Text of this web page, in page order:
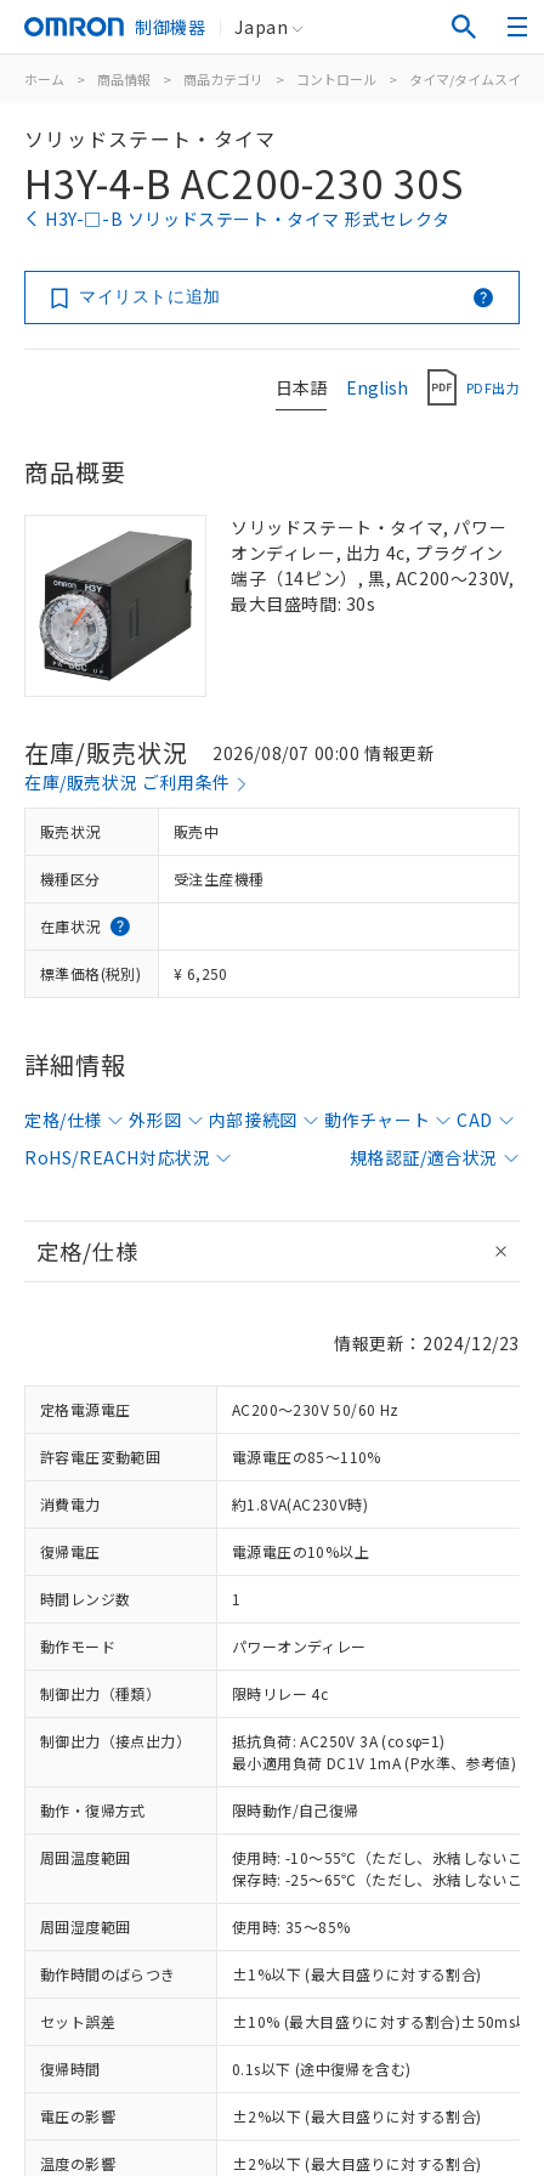
制御機器 Japan
ホーム > 商品情報 > 商品カテゴリ > コントロール > タイマ/タイムスイッ
ソリッドステート・タイマ
H3Y-4-B AC200-230 30S
H3Y-□-B ソリッドステート・タイマ 形式セレクタ
マイリストに追加
日本語 English PDF出力
商品概要
ソリッドステート・タイマ, パワー
オンディレー, 出力 4c, プラグイン
端子（14ピン）, 黒, AC200～230V,
最大目盛時間: 30s
在庫/販売状況
2026/08/07 00:00 情報更新
在庫/販売状況 ご利用条件
販売状況 販売中
機種区分 受注生産機種
在庫状況
標準価格(税別) ¥ 6,250
詳細情報
定格/仕様 外形図 内部接続図 動作チャート
CAD
RoHS/REACH対応状況
規格認証/適合状況
定格/仕様
情報更新：2024/12/23
定格電源電圧 AC200～230V 50/60 Hz
許容電圧変動範囲 電源電圧の85～110%
消費電力 約1.8VA(AC230V時)
復帰電圧 電源電圧の10%以上
時間レンジ数 1
動作モード パワーオンディレー
制御出力（種類） 限時リレー 4c
制御出力（接点出力）
抵抗負荷: AC250V 3A (cosφ=1)
最小適用負荷 DC1V 1mA (P水準、参考値)
動作・復帰方式 限時動作/自己復帰
周囲温度範囲
使用時: -10～55℃（ただし、氷結しないこと
保存時: -25～65℃（ただし、氷結しないこと
周囲湿度範囲 使用時: 35～85%
動作時間のばらつき ±1%以下 (最大目盛りに対する割合)
セット誤差 ±10% (最大目盛りに対する割合)±50ms以下
復帰時間 0.1s以下 (途中復帰を含む)
電圧の影響 ±2%以下 (最大目盛りに対する割合)
温度の影響 ±2%以下 (最大目盛りに対する割合)
※1 対応状況
対応済み：EU RoHS指令（10物質）の
非含有に対応した製品が提供可能な商品で
す。